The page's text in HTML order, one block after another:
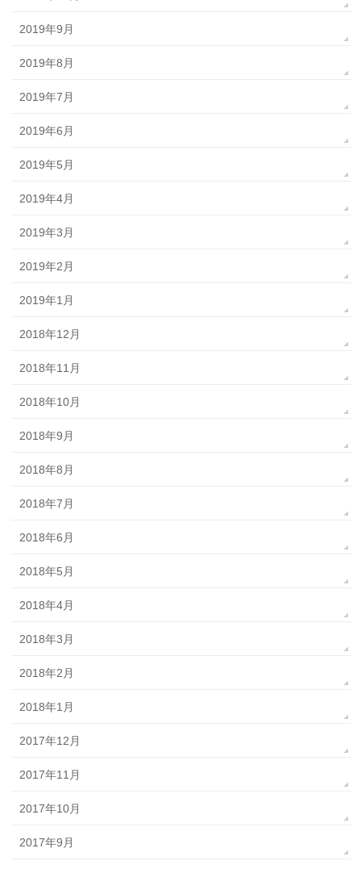
2019年9月
2019年8月
2019年7月
2019年6月
2019年5月
2019年4月
2019年3月
2019年2月
2019年1月
2018年12月
2018年11月
2018年10月
2018年9月
2018年8月
2018年7月
2018年6月
2018年5月
2018年4月
2018年3月
2018年2月
2018年1月
2017年12月
2017年11月
2017年10月
2017年9月